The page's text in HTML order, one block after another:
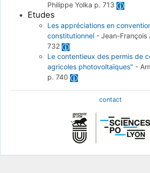
Philippe Yolka p. 713
Etudes
Les appréciations en
constitutionnel - Jean-François
732
Le contentieux des permis de
agricoles photovoltaïques" -
p. 740
contact